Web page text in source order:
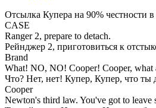
Отсылка Купера на 90% честности
CASE
Ranger 2, prepare to detach.
Рейнджер 2, приготовиться к
Brand
What! NO, NO! Cooper! Cooper, what
Что? Нет, нет! Купер, Купер, что ты
Cooper
Newton's third law. You've got to leave